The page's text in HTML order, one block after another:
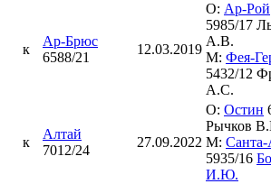
к
Ар-Брюс
6588/21
12.03.2019
О: Ар-Рой
5985/17
А.В.
М: Фея-
5432/12
А.С.
к
Алтай
7012/24
27.09.2022
О: Остин
Рычков
М:
5935/16
И.Ю.